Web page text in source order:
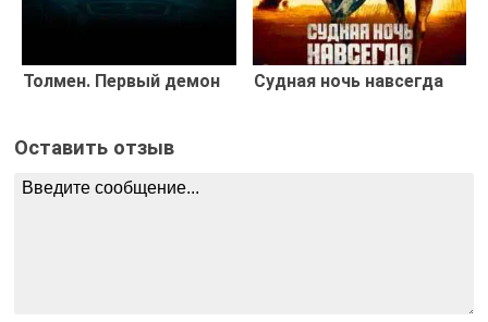
Толмен. Первый демон Судная ночь навсегда
Оставить отзыв